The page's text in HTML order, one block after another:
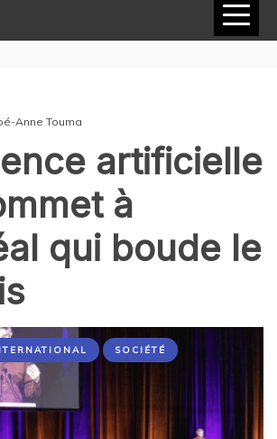
Anne Touma
artificielle
à
qui boude le
SOCIÉTÉ